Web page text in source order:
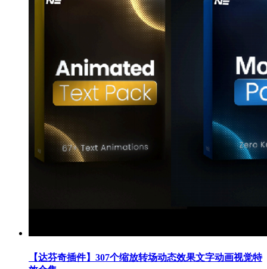
【达芬奇插件】307个缩放转场动态效果文字动画视觉特